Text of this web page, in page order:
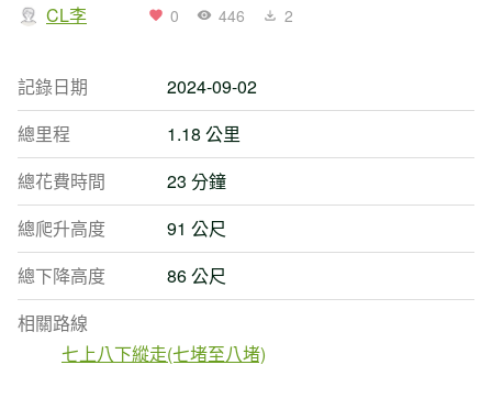
CL李 0 446 2
記錄日期
2024-09-02
總里程
1.18 公里
總花費時間
23 分鐘
總爬升高度
91 公尺
總下降高度
86 公尺
相關路線
七上八下縱走(七堵至八堵)